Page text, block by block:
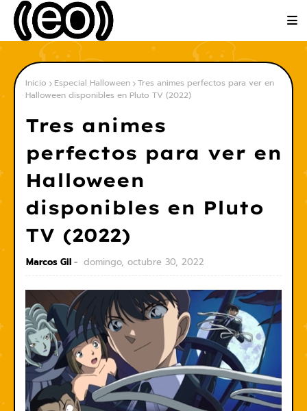
Inicio Especial Halloween
Tres animes perfectos para ver en
Halloween disponibles en Pluto TV (2022)
Tres animes
perfectos para ver en
Halloween
disponibles en Pluto
TV (2022)
Marcos Gil domingo, octubre 30, 2022